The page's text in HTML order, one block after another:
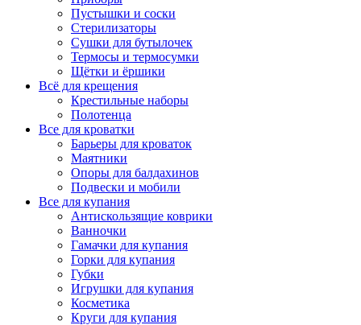
Пустышки и соски
Стерилизаторы
Сушки для бутылочек
Термосы и термосумки
Щётки и ёршики
Всё для крещения
Крестильные наборы
Полотенца
Все для кроватки
Барьеры для кроваток
Маятники
Опоры для балдахинов
Подвески и мобили
Все для купания
Антискользящие коврики
Ванночки
Гамачки для купания
Горки для купания
Губки
Игрушки для купания
Косметика
Круги для купания